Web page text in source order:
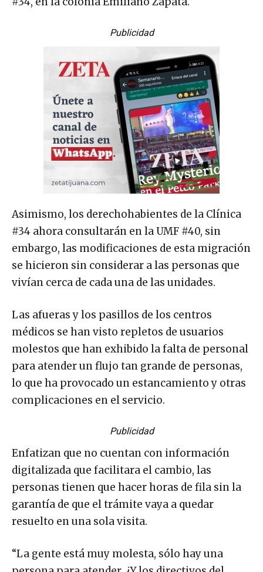
Publicidad
Asimismo, los derechohabientes de la Clínica
#34 ahora consultarán en la UMF #40, sin
embargo, las modificaciones de esta migración
se hicieron sin considerar a las personas que
vivían cerca de cada una de las unidades.
Las afueras y los pasillos de los centros
médicos se han visto repletos de usuarios
molestos que han exhibido la falta de personal
para atender un flujo tan grande de personas,
lo que ha provocado un estancamiento y otras
complicaciones en el servicio.
Publicidad
Enfatizan que no cuentan con información
digitalizada que facilitara el cambio, las
personas tienen que hacer horas de fila sin la
garantía de que el trámite vaya a quedar
resuelto en una sola visita.
“La gente está muy molesta, sólo hay una